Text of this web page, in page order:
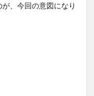
、今回の意図になり